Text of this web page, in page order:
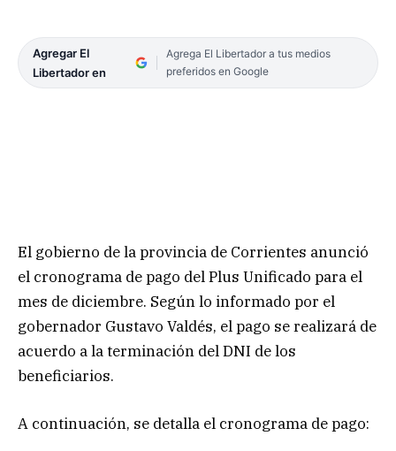
Agregar El
Libertador en
Agrega El Libertador a tus medios
preferidos en Google
El gobierno de la provincia de Corrientes anunció
el cronograma de pago del Plus Unificado para el
mes de diciembre. Según lo informado por el
gobernador Gustavo Valdés, el pago se realizará de
acuerdo a la terminación del DNI de los
beneficiarios.
A continuación, se detalla el cronograma de pago: